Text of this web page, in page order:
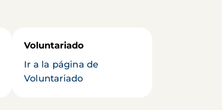
Voluntariado
Ir a la página de
Voluntariado